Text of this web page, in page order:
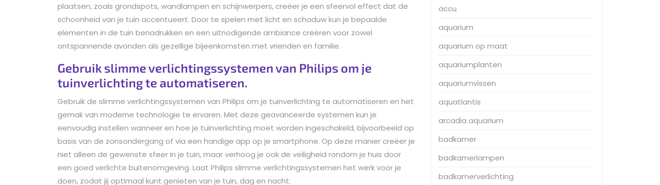
plaatsen, zoals grondspots, wandlampen en schijnwerpers, creëer je een sfeervol effect dat de
schoonheid van je tuin accentueert. Door te spelen met licht en schaduw kun je bepaalde
elementen in de tuin benadrukken en een uitnodigende ambiance creëren voor zowel
ontspannende avonden als gezellige bijeenkomsten met vrienden en familie.
Gebruik slimme verlichtingssystemen van Philips om je
tuinverlichting te automatiseren.
Gebruik de slimme verlichtingssystemen van Philips om je tuinverlichting te automatiseren en het
gemak van moderne technologie te ervaren. Met deze geavanceerde systemen kun je
eenvoudig instellen wanneer en hoe je tuinverlichting moet worden ingeschakeld, bijvoorbeeld op
basis van de zonsondergang of via een handige app op je smartphone. Op deze manier creëer je
niet alleen de gewenste sfeer in je tuin, maar verhoog je ook de veiligheid rondom je huis door
een goed verlichte buitenomgeving. Laat Philips slimme verlichtingssystemen het werk voor je
doen, zodat jij optimaal kunt genieten van je tuin, dag en nacht.
accu
aquarium
aquarium op maat
aquariumplanten
aquariumvissen
aquatlantis
arcadia aquarium
badkamer
badkamerlampen
badkamerverlichting